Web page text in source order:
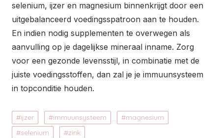
selenium, ijzer en magnesium binnenkrijgt door een
uitgebalanceerd voedingsspatroon aan te houden.
En indien nodig supplementen te overwegen als
aanvulling op je dagelijkse mineraal inname. Zorg
voor een gezonde levensstijl, in combinatie met de
juiste voedingsstoffen, dan zal je je immuunsysteem
in topconditie houden.
ijzer immuunsysteem
magnesium
selenium
zink